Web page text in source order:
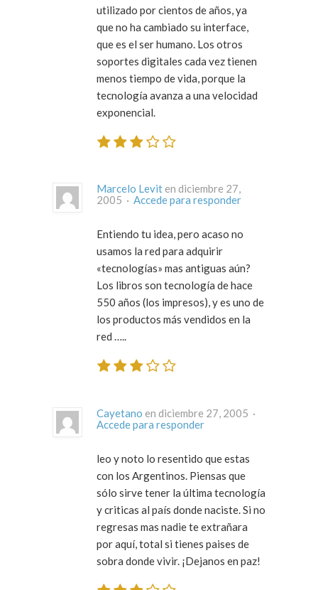
utilizado por cientos de años, ya
que no ha cambiado su interface,
que es el ser humano. Los otros
soportes digitales cada vez tienen
menos tiempo de vida, porque la
tecnología avanza a una velocidad
exponencial.
Marcelo Levit en diciembre 27,
2005 · Accede para responder
Entiendo tu idea, pero acaso no
usamos la red para adquirir
«tecnologías» mas antiguas aún?
Los libros son tecnología de hace
550 años (los impresos), y es uno de
los productos más vendidos en la
red …..
Cayetano
en diciembre 27, 2005 ·
Accede para responder
leo y noto lo resentido que estas
con los Argentinos. Piensas que
sólo sirve tener la última tecnología
y criticas al país donde naciste. Si no
regresas mas nadie te extrañara
por aquí, total si tienes paises de
sobra donde vivir. ¡Dejanos en paz!